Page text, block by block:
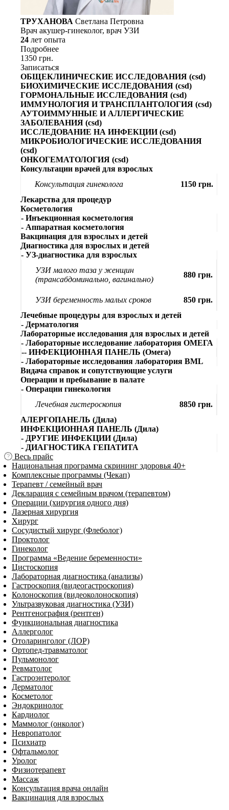
ТРУХАНОВА Светлана Петровна
Врач акушер-гинеколог, врач УЗИ
24 лет опыта
Подробнее
1350 грн.
Записаться
ОБЩЕКЛИНИЧЕСКИЕ ИССЛЕДОВАНИЯ (csd)
БИОХИМИЧЕСКИЕ ИССЛЕДОВАНИЯ (csd)
ГОРМОНАЛЬНЫЕ ИССЛЕДОВАНИЯ (csd)
ИММУНОЛОГИЯ И ТРАНСПЛАНТОЛОГИЯ (csd)
АУТОИММУННЫЕ И АЛЛЕРГИЧЕСКИЕ
ЗАБОЛЕВАНИЯ (csd)
ИССЛЕДОВАНИЕ НА ИНФЕКЦИИ (csd)
МИКРОБИОЛОГИЧЕСКИЕ ИССЛЕДОВАНИЯ
(csd)
ОНКОГЕМАТОЛОГИЯ (csd)
Консультации врачей для взрослых
Консультация гинеколога
1150 грн.
Лекарства для процедур
Косметология
- Инъекционная косметология
- Аппаратная косметология
Вакцинация для взрослых и детей
Диагностика для взрослых и детей
- УЗ-диагностика для взрослых
УЗИ малого таза у женщин
(трансабдоминально, вагинально)
880 грн.
УЗИ беременность малых сроков
850 грн.
Лечебные процедуры для взрослых и детей
- Дерматология
Лабораторные исследования для взрослых и детей
- Лабораторные исследование лаборатория ОМЕГА
-- ИНФЕКЦИОННАЯ ПАНЕЛЬ (Омега)
- Лабораторные исследования лаборатория BML
Видача справок и сопутствующие услуги
Операции и пребывание в палате
- Операции гинекология
Лечебная гистероскопия
8850 грн.
АЛЕРГОПАНЕЛЬ (Дила)
ИНФЕКЦИОННАЯ ПАНЕЛЬ (Дила)
- ДРУГИЕ ИНФЕКЦИИ (Дила)
- ДИАГНОСТИКА ГЕПАТИТА
Весь прайс
Национальная программа скрининг здоровья 40+
Комплексные программы (Чекап)
Терапевт / семейный врач
Декларация с семейным врачом (терапевтом)
Операции (хирургия одного дня)
Лазерная хирургия
Хирург
Сосудистый хирург (Флеболог)
Проктолог
Гинеколог
Программа «Ведение беременности»
Цистоскопия
Лабораторная диагностика (анализы)
Гастроскопия (видеогастроскопия)
Колоноскопия (видеоколоноскопия)
Ультразвуковая диагностика (УЗИ)
Рентгенография (рентген)
Функциональная диагностика
Аллерголог
Отоларинголог (ЛОР)
Ортопед-травматолог
Пульмонолог
Ревматолог
Гастроэнтеролог
Дерматолог
Косметолог
Эндокринолог
Кардиолог
Маммолог (онколог)
Невропатолог
Пси­хи­атр
Офтальмолог
Уролог
Физиотерапевт
Массаж
Консультация врача онлайн
Вакцинация для взрослых